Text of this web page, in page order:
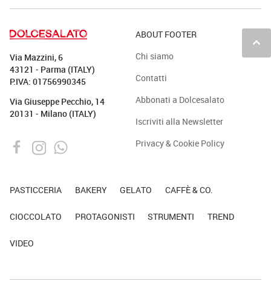
keyboard_arrow_up
Via Mazzini, 6
43121 - Parma (ITALY)
P.IVA: 01756990345
Via Giuseppe Pecchio, 14
20131 - Milano (ITALY)
ABOUT FOOTER
Chi siamo
Contatti
Abbonati a Dolcesalato
Iscriviti alla Newsletter
Privacy & Cookie Policy
PASTICCERIA BAKERY GELATO CAFFÈ & CO.
CIOCCOLATO PROTAGONISTI STRUMENTI TREND
VIDEO